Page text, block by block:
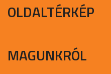
OLDALTÉRKÉP
MAGUNKRÓL